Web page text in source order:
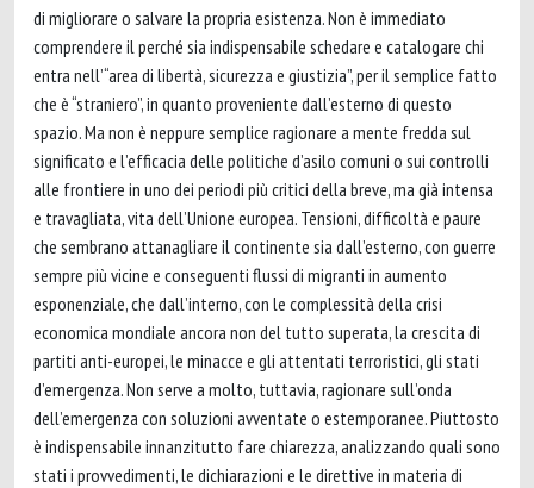
di migliorare o salvare la propria esistenza. Non è immediato
comprendere il perché sia indispensabile schedare e catalogare chi
entra nell’“area di libertà, sicurezza e giustizia”, per il semplice fatto
che è “straniero”, in quanto proveniente dall’esterno di questo
spazio. Ma non è neppure semplice ragionare a mente fredda sul
significato e l’efficacia delle politiche d’asilo comuni o sui controlli
alle frontiere in uno dei periodi più critici della breve, ma già intensa
e travagliata, vita dell’Unione europea. Tensioni, difficoltà e paure
che sembrano attanagliare il continente sia dall’esterno, con guerre
sempre più vicine e conseguenti flussi di migranti in aumento
esponenziale, che dall’interno, con le complessità della crisi
economica mondiale ancora non del tutto superata, la crescita di
partiti anti-europei, le minacce e gli attentati terroristici, gli stati
d’emergenza. Non serve a molto, tuttavia, ragionare sull’onda
dell’emergenza con soluzioni avventate o estemporanee. Piuttosto
è indispensabile innanzitutto fare chiarezza, analizzando quali sono
stati i provvedimenti, le dichiarazioni e le direttive in materia di